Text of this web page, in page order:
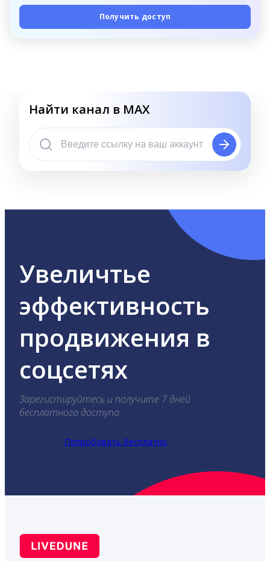
Получить доступ
Найти канал в MAX
Увеличтье
эффективность
продвижения в
соцсетях
Зарегистируйтесь и получите 7 дней
бесплатного доступа.
Попробовать бесплатно